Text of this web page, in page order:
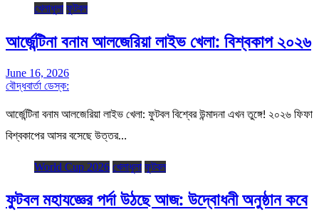
খেলাধুলা ফুটবল
আর্জেন্টিনা বনাম আলজেরিয়া লাইভ খেলা: বিশ্বকাপ ২০২৬
June 16, 2026
বৌদ্ধবার্তা ডেস্ক:
আর্জেন্টিনা বনাম আলজেরিয়া লাইভ খেলা: ফুটবল বিশ্বের উন্মাদনা এখন তুঙ্গে! ২০২৬ ফিফা
বিশ্বকাপের আসর বসেছে উত্তর…
World Cup 2026 খেলাধুলা ফুটবল
ফুটবল মহাযজ্ঞের পর্দা উঠছে আজ: উদ্বোধনী অনুষ্ঠান কবে